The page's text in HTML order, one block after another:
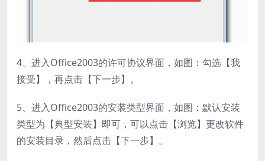
4、进入Office2003的许可协议界面，如图：勾选【我
接受】，再点击【下一步】。
5、进入Office2003的安装类型界面，如图：默认安装
类型为【典型安装】即可，可以点击【浏览】更改软件
的安装目录，然后点击【下一步】。